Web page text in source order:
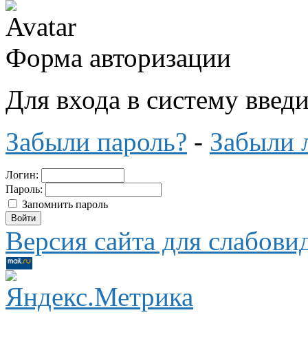
Форма авторизации
Для входа в систему
Забыли пароль? - Забыли
Логин:
Пароль:
Запомнить пароль
Версия сайта для